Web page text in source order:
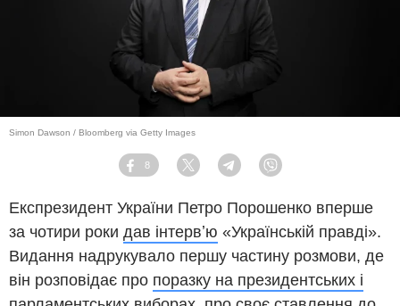
Simon Dawson / Bloomberg via Getty Images
Facebook
8
Twitter TelegramViber
Експрезидент України Петро Порошенко вперше
за чотири роки дав інтервʼю «Українській правді».
Видання надрукувало першу частину розмови, де
він розповідає про поразку на президентських і